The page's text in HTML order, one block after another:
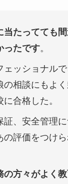
当たってても
ったです。
ェッショナル
の相談にもよく
合格した。
証、安全管理
の評価をつけ
の方々がよく